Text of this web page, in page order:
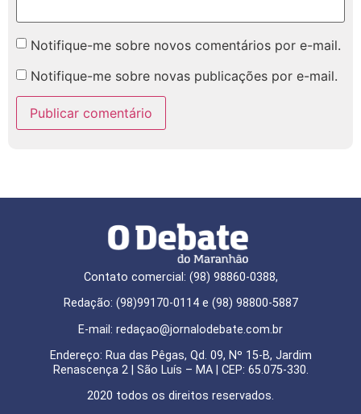
Notifique-me sobre novos comentários por e-mail.
Notifique-me sobre novas publicações por e-mail.
Contato comercial: (98) 98860-0388,
Redação: (98)99170-0114 e (98) 98800-5887
E-mail: redaçao@jornalodebate.com.br
Endereço: Rua das Pêgas, Qd. 09, Nº 15-B, Jardim
Renascença 2 | São Luís – MA | CEP: 65.075-330.
2020 todos os direitos reservados.